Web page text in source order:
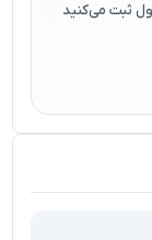
ثبت می‌کنید